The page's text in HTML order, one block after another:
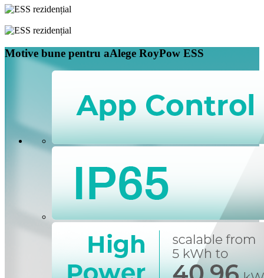
Motive bune pentru aAlege RoyPow ESS